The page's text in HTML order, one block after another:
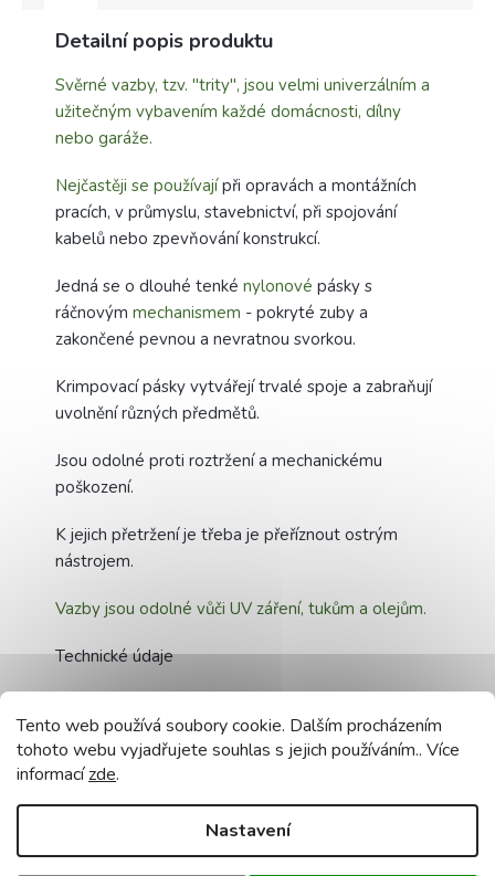
Tento web používá soubory cookie. Dalším procházením
tohoto webu vyjadřujete souhlas s jejich používáním.. Více
informacízde.
Nastavení
Detailní popis produktu
Svěrné vazby, tzv. "trity", jsou velmi univerzálním a
užitečným vybavením každé domácnosti, dílny
nebo garáže.
Nejčastěji se používajípři opravách a montážních
pracích, v průmyslu, stavebnictví, při spojování
kabelů nebo zpevňování konstrukcí.
Jedná se o dlouhé tenké nylonové pásky s
ráčnovým mechanismem - pokryté zuby a
zakončené pevnou a nevratnou svorkou.
Krimpovací pásky vytvářejí trvalé spoje a zabraňují
uvolnění různých předmětů.
Jsou odolné proti roztržení a mechanickému
poškození.
K jejich přetržení je třeba je přeříznout ostrým
nástrojem.
Vazby jsou odolné vůči UV záření, tukům a olejům.
Technické údaje
Počet kusů v balení: počet kusů: 100 ks